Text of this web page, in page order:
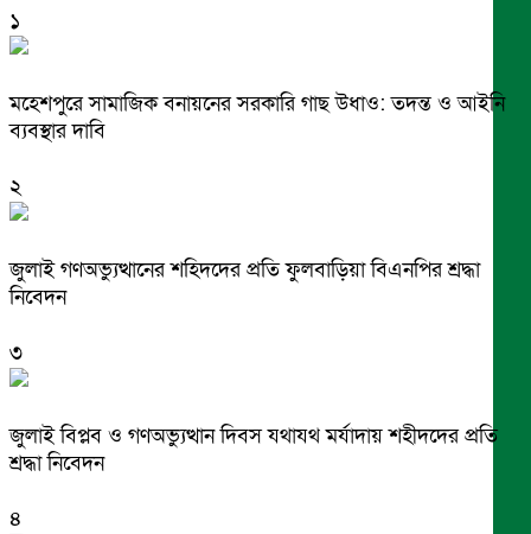
১
মহেশপুরে সামাজিক বনায়নের সরকারি গাছ উধাও: তদন্ত ও আইনি
ব্যবস্থার দাবি
২
জুলাই গণঅভ্যুত্থানের শহিদদের প্রতি ফুলবাড়িয়া বিএনপির শ্রদ্ধা
নিবেদন
৩
জুলাই বিপ্লব ও গণঅভ্যুত্থান দিবস যথাযথ মর্যাদায় শহীদদের প্রতি
শ্রদ্ধা নিবেদন
৪